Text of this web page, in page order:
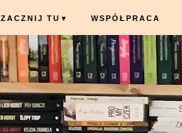
ZACZNIJ TU ▼ WSPÓŁPRACA